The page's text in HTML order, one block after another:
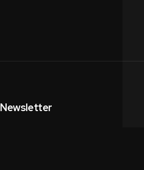
Newsletter